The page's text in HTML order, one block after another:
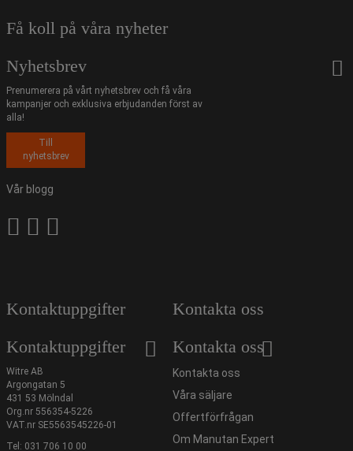
Få koll på våra nyheter
Nyhetsbrev
Prenumerera på vårt nyhetsbrev och få våra
kampanjer och exklusiva erbjudanden först av
alla!
Till
nyhetsbrev
Vår blogg
Kontaktuppgifter
Kontaktuppgifter
Witre AB
Argongatan 5
431 53 Mölndal
Org.nr 556354-5226
VAT.nr SE5563545226-01
Tel: 031 706 10 00
Kontakta oss
Kontakta oss
Kontakta oss
Våra säljare
Offertförfrågan
Om Manutan Expert